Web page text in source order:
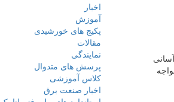
اخبار
آموزش
پکیج های خورشیدی
مقالات
نمایندگی
پرسش های متدوال
کلاس آموزشی
اخبار صنعت برق